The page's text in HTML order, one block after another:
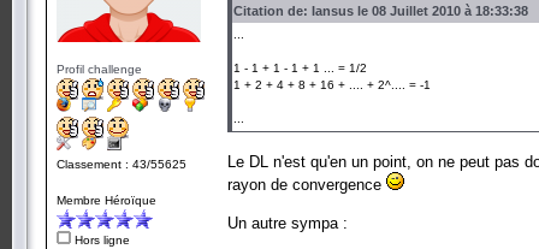
Profil challenge
Classement : 43/55625
Membre Héroïque
Hors ligne
Citation de: Iansus le 08 Juillet 2010 à 18:33:38
1 - 1 + 1 - 1 + 1 ... = 1/2
1 + 2 + 4 + 8 + 16 + .... + 2^.... = -1
Le DL n'est qu'en un point, on ne peut pas
rayon de convergence
Un autre sympa :